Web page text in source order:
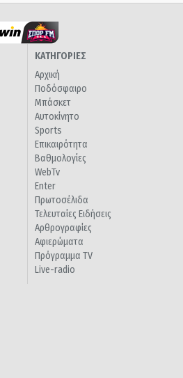
ΚΑΤΗΓΟΡΙΕΣ
Αρχική
Ποδόσφαιρο
Μπάσκετ
Αυτοκίνητο
Sports
Επικαιρότητα
Βαθμολογίες
WebTv
Enter
Πρωτοσέλιδα
Τελευταίες Ειδήσεις
Αρθρογραφίες
Αφιερώματα
Πρόγραμμα TV
Live-radio